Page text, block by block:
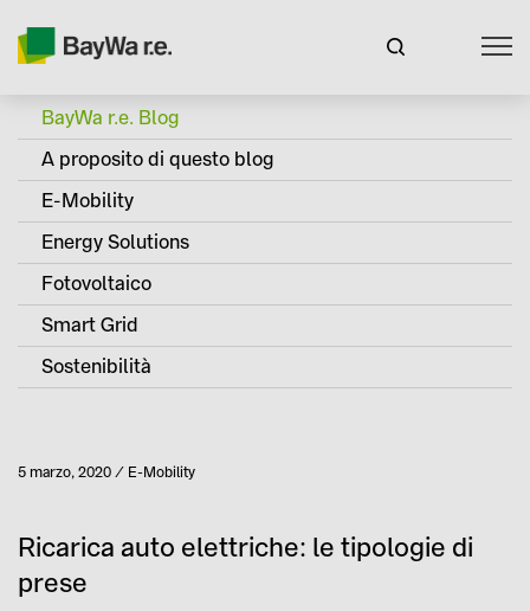
BayWa r.e. Blog
A proposito di questo blog
E-Mobility
Energy Solutions
Fotovoltaico
Smart Grid
Sostenibilità
Pubblicato
5 marzo, 2020 Categoria
E-Mobility
Ricarica auto elettriche: le tipologie di
prese